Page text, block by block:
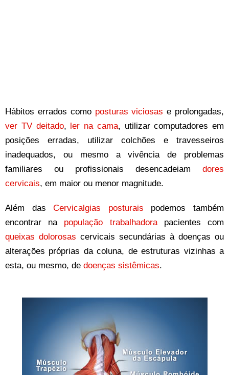
Hábitos errados como posturas viciosas e prolongadas,
ver TV deitado, ler na cama, utilizar computadores em
posições erradas, utilizar colchões e travesseiros
inadequados, ou mesmo a vivência de problemas
familiares ou profissionais desencadeiam dores
cervicais, em maior ou menor magnitude.
Além dasCervicalgias posturais podemos também
encontrar na população trabalhadorapacientes com
queixas dolorosas cervicais secundárias à doenças ou
alterações próprias da coluna, de estruturas vizinhas a
esta, ou mesmo, de doenças sistêmicas.